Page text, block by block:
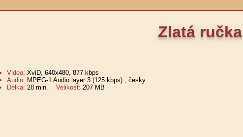
Zlatá ručka
Video: XviD, 640x480, 877 kbps
Audio: MPEG-1 Audio layer 3 (125 kbps) , česky
Délka: 28 min. Velikost: 207 MB